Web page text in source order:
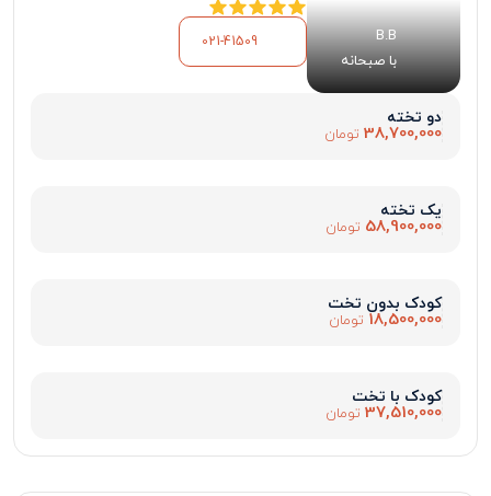
B.B
با صبحانه
021-41509
دو تخته
38,700,000 تومان
یک تخته
58,900,000 تومان
کودک بدون تخت
18,500,000 تومان
کودک با تخت
37,510,000 تومان